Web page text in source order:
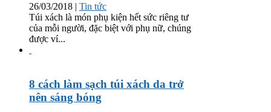
26/03/2018 | Tin tức
Túi xách là món phụ kiện hết sức riêng tư
của mỗi người, đặc biệt với phụ nữ, chúng
được ví...
8 cách làm sạch túi xách da trở
nên sáng bóng